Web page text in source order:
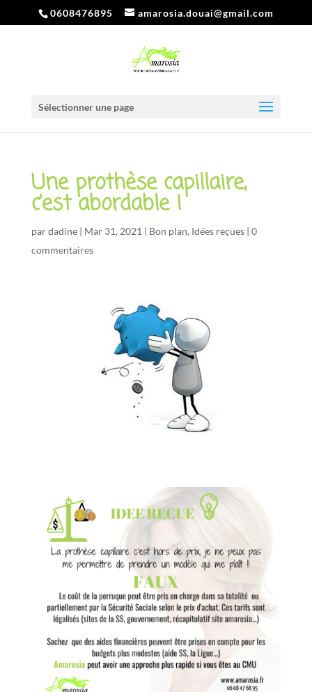
0608476895 amarosia.douai@gmail.com
Sélectionner une page
Une prothèse capillaire,
c’est abordable !
pardadine| Mar 31, 2021 | Bon plan, Idées reçues| 0
commentaires